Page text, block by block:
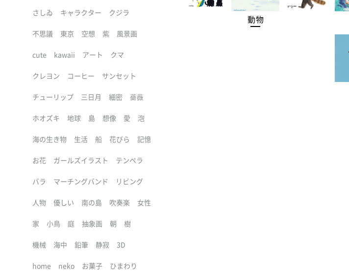
動物
さしゐ キャラクター クジラ
不思議 東京 空想 紫 風景画
cute kawaii アート クマ
クレヨン コーヒー サンセット
チューリップ 三日月 細密 薔薇
ホオズキ 地球 島 想像 愛 泡
海の生き物 生活 船 花びら 記憶
お花 ガールズイラスト テンペラ
バラ マーチングバンド リビング
人物 優しい 南の島 吹奏楽 女性
家 小鳥 庭 抽象画 朝 樹
機械 海中 鉛筆 静寂 3D
home neko お菓子 ひまわり